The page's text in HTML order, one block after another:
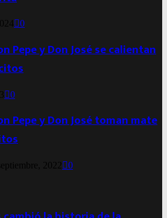
0
Pepe y Don José se calientan
0
Pepe y Don José toman mate
2022 0